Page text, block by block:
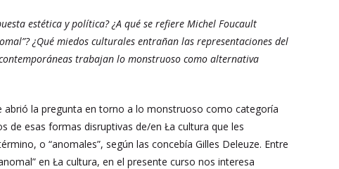
estética y política? ¿A qué se refiere Michel Foucault
¿Qué miedos culturales entrañan las representaciones del
trabajan lo monstruoso como alternativa
abrió la pregunta en torno a lo monstruoso como categoría
de esas formas disruptivas de/en Ła cultura que les
o “anomales”, según las concebía Gilles Deleuze. Entre
en Ła cultura, en el presente curso nos interesa